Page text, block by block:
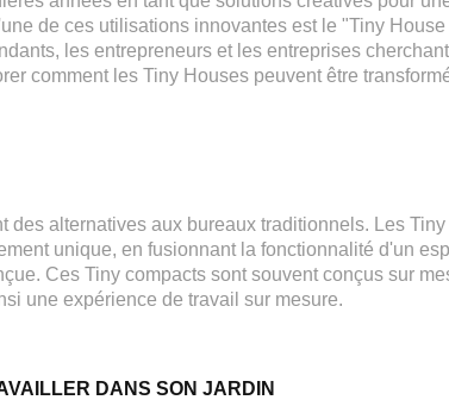
de ces utilisations innovantes est le "Tiny
les entrepreneurs et les entreprises
comment les Tiny Houses peuvent être
des alternatives aux bureaux traditionnels. Les
unique, en fusionnant la fonctionnalité d'un
Ces Tiny compacts sont souvent conçus sur
une expérience de travail sur mesure.
DANS SON JARDIN